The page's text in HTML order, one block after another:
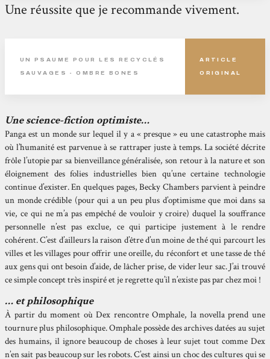
Une réussite que je recommande vivement.
UN PSAUME POUR LES RECYCLÉS
SAUVAGES - OMBRE BONES
ARTICLE
ORIGINAL
Une science-fiction optimiste…
Panga est un monde sur lequel il y a « presque » eu une catastrophe mais
où l’humanité est parvenue à se rattraper juste à temps. La société décrite
frôle l’utopie par sa bienveillance généralisée, son retour à la nature et son
éloignement des folies industrielles bien qu’une certaine technologie
continue d’exister. En quelques pages, Becky Chambers parvient à peindre
un monde crédible (pour qui a un peu plus d’optimisme que moi dans sa
vie, ce qui ne m’a pas empêché de vouloir y croire) duquel la souffrance
personnelle n’est pas exclue, ce qui participe justement à le rendre
cohérent. C’est d’ailleurs la raison d’être d’un moine de thé qui parcourt les
villes et les villages pour offrir une oreille, du réconfort et une tasse de thé
aux gens qui ont besoin d’aide, de lâcher prise, de vider leur sac. J’ai trouvé
ce simple concept très inspiré et je regrette qu’il n’existe pas par chez moi !
… et philosophique
À partir du moment où Dex rencontre Omphale, la novella prend une
tournure plus philosophique. Omphale possède des archives datées au sujet
des humains, il ignore beaucoup de choses à leur sujet tout comme Dex
n’en sait pas beaucoup sur les robots. C’est ainsi un choc des cultures qui se